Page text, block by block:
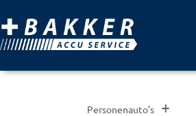
Personenauto’s